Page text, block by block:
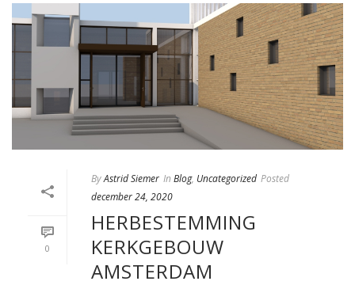
0
ByAstrid Siemer In Blog, Uncategorized Posted
december 24, 2020
HERBESTEMMING
KERKGEBOUW
AMSTERDAM